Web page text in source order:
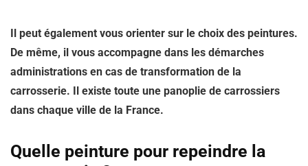
Il peut également vous orienter sur le choix des peintures.
De même, il vous accompagne dans les démarches
administrations en cas de transformation de la
carrosserie. Il existe toute une panoplie de carrossiers
dans chaque ville de la France.
Quelle peinture pour repeindre la